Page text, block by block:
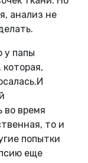
анализ не
у папы
которая,
во время
то и
попытки
еще